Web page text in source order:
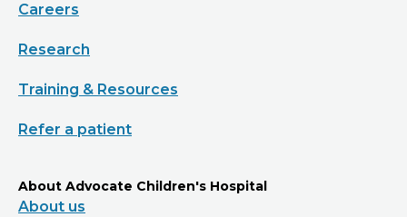
Careers
Research
Training & Resources
Refer a patient
About Advocate Children's Hospital
About us